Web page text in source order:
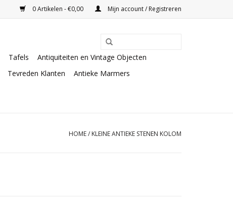
0 Artikelen - €0,00 Mijn account / Registreren
Tafels
Antiquiteiten en Vintage Objecten
Tevreden Klanten
Antieke Marmers
HOME/ KLEINE ANTIEKE STENEN KOLOM